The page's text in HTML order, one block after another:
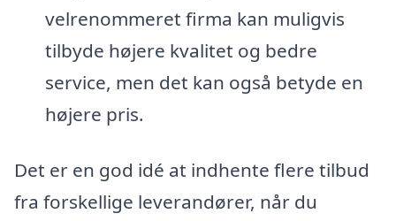
velrenommeret firma kan muligvis
tilbyde højere kvalitet og bedre
service, men det kan også betyde en
højere pris.
Det er en god idé at indhente flere tilbud
fra forskellige leverandører, når du